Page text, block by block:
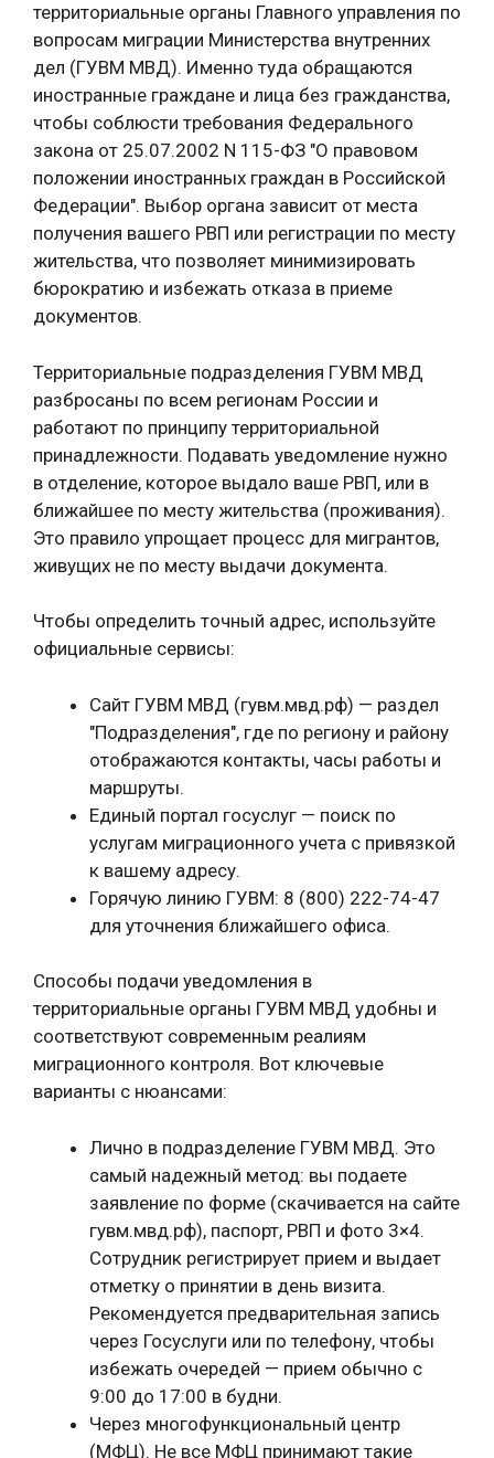
территориальные органы Главного управления по
вопросам миграции Министерства внутренних
дел (ГУВМ МВД). Именно туда обращаются
иностранные граждане и лица без гражданства,
чтобы соблюсти требования Федерального
закона от 25.07.2002 N 115-ФЗ "О правовом
положении иностранных граждан в Российской
Федерации". Выбор органа зависит от места
получения вашего РВП или регистрации по месту
жительства, что позволяет минимизировать
бюрократию и избежать отказа в приеме
документов.
Территориальные подразделения ГУВМ МВД
разбросаны по всем регионам России и
работают по принципу территориальной
принадлежности. Подавать уведомление нужно
в отделение, которое выдало ваше РВП, или в
ближайшее по месту жительства (проживания).
Это правило упрощает процесс для мигрантов,
живущих не по месту выдачи документа.
Чтобы определить точный адрес, используйте
официальные сервисы:
Сайт ГУВМ МВД (гувм.мвд.рф) — раздел
"Подразделения", где по региону и району
отображаются контакты, часы работы и
маршруты.
Единый портал госуслуг — поиск по
услугам миграционного учета с привязкой
к вашему адресу.
Горячую линию ГУВМ: 8 (800) 222-74-47
для уточнения ближайшего офиса.
Способы подачи уведомления в
территориальные органы ГУВМ МВД удобны и
соответствуют современным реалиям
миграционного контроля. Вот ключевые
варианты с нюансами:
Лично в подразделение ГУВМ МВД. Это
самый надежный метод: вы подаете
заявление по форме (скачивается на сайте
гувм.мвд.рф), паспорт, РВП и фото 3×4.
Сотрудник регистрирует прием и выдает
отметку о принятии в день визита.
Рекомендуется предварительная запись
через Госуслуги или по телефону, чтобы
избежать очередей — прием обычно с
9:00 до 17:00 в будни.
Через многофункциональный центр
(МФЦ). Не все МФЦ принимают такие